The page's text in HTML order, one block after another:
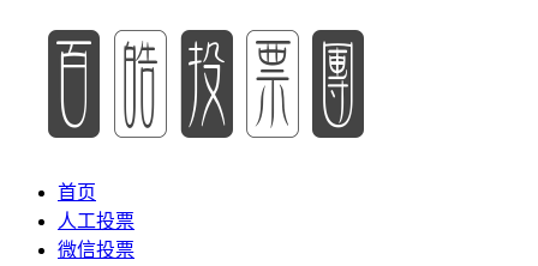
首页
人工投票
微信投票